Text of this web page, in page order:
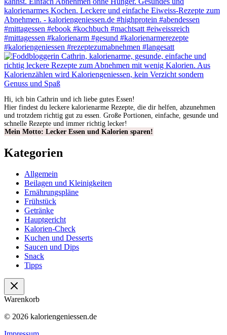
Hi, ich bin Cathrin und ich liebe gutes Essen!
Hier findest du leckere kalorienarme Rezepte, die dir helfen, abzunehmen
und trotzdem richtig gut zu essen. Große Portionen, einfache, gesunde und
schnelle Rezepte und immer richtig lecker!
Mein Motto: Lecker Essen und Kalorien sparen!
Kategorien
Allgemein
Beilagen und Kleinigkeiten
Ernährungspläne
Frühstück
Getränke
Hauptgericht
Kalorien-Check
Kuchen und Desserts
Saucen und Dips
Snack
Tipps
Warenkorb
© 2026 kaloriengeniessen.de